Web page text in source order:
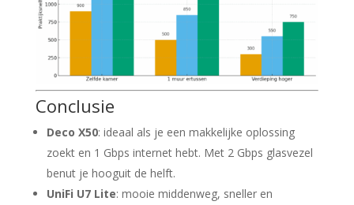
Conclusie
Deco X50: ideaal als je een makkelijke oplossing
zoekt en 1 Gbps internet hebt. Met 2 Gbps glasvezel
benut je hooguit de helft.
UniFi U7 Lite: mooie middenweg, sneller en